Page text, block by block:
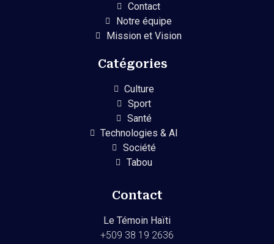
Contact
Notre équipe
Mission et Vision
Catégories
Culture
Sport
Santé
Technologies & AI
Société
Tabou
Contact
Le Témoin Haïti
+509 38 19 2636